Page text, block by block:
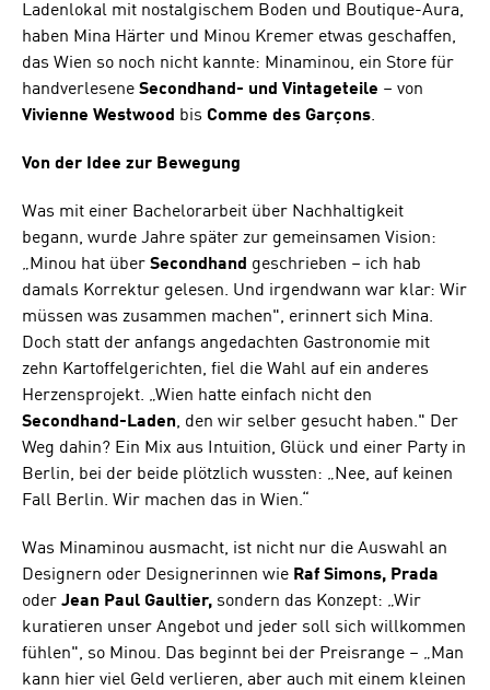
Ladenlokal mit nostalgischem Boden und Boutique-Aura,
haben Mina Härter und Minou Kremer etwas geschaffen,
das Wien so noch nicht kannte: Minaminou, ein Store für
handverlesene Secondhand- und Vintageteile – von
Vivienne Westwood bis Comme des Garçons.
Von der Idee zur Bewegung
Was mit einer Bachelorarbeit über Nachhaltigkeit
begann, wurde Jahre später zur gemeinsamen Vision:
„Minou hat über Secondhand geschrieben – ich hab
damals Korrektur gelesen. Und irgendwann war klar: Wir
müssen was zusammen machen", erinnert sich Mina.
Doch statt der anfangs angedachten Gastronomie mit
zehn Kartoffelgerichten, fiel die Wahl auf ein anderes
Herzensprojekt. „Wien hatte einfach nicht den
Secondhand-Laden, den wir selber gesucht haben." Der
Weg dahin? Ein Mix aus Intuition, Glück und einer Party in
Berlin, bei der beide plötzlich wussten: „Nee, auf keinen
Fall Berlin. Wir machen das in Wien.“
Was Minaminou ausmacht, ist nicht nur die Auswahl an
Designern oder Designerinnen wie Raf Simons, Prada
oder Jean Paul Gaultier, sondern das Konzept: „Wir
kuratieren unser Angebot und jeder soll sich willkommen
fühlen", so Minou. Das beginnt bei der Preisrange – „Man
kann hier viel Geld verlieren, aber auch mit einem kleinen